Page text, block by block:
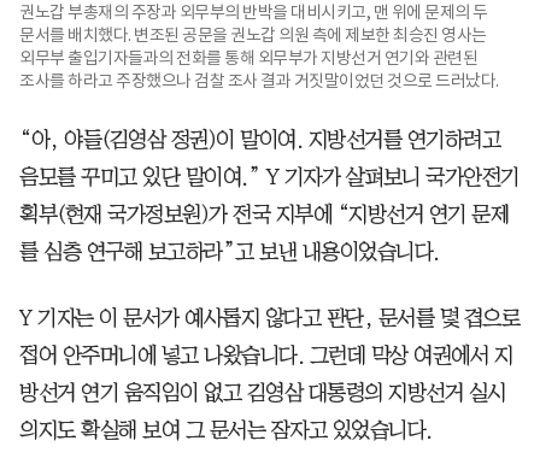
권노갑 부총재의 주장과 외무부의 반박을 대비시키고, 맨 위에 문제의 두
문서를 배치했다. 변조된 공문을 권노갑 의원 측에 제보한 최승진 영사는
외무부 출입기자들과의 전화를 통해 외무부가 지방선거 연기와 관련된
조사를 하라고 주장했으나 검찰 조사 결과 거짓말이었던 것으로 드러났다.
“아, 야들(김영삼 정권)이 말이여. 지방선거를 연기하려고
음모를 꾸미고 있단 말이여.” Y 기자가 살펴보니 국가안전기
획부(현재 국가정보원)가 전국 지부에 “지방선거 연기 문제
를 심층 연구해 보고하라”고 보낸 내용이었습니다.
Y 기자는 이 문서가 예사롭지 않다고 판단, 문서를 몇 겹으로
접어 안주머니에 넣고 나왔습니다. 그런데 막상 여권에서 지
방선거 연기 움직임이 없고 김영삼 대통령의 지방선거 실시
의지도 확실해 보여 그 문서는 잠자고 있었습니다.